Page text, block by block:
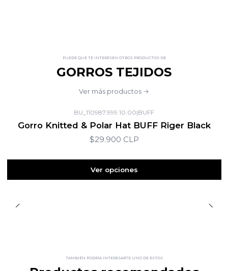
PUEDE QUE TE INTERESEN OTROS PRODUCTOS DE
GORROS TEJIDOS
Ver más productos
BU_110987.999.10.00|BUFF
Gorro Knitted & Polar Hat BUFF Riger Black
$29.900 CLP
Ver opciones
TAMBIÉN PODRÍA INTERESARTE UNO DE ESTOS